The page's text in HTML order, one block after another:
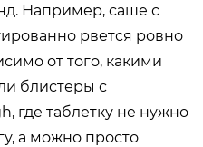
Например, саше с
рвется ровно
от того, какими
блистеры с
где таблетку не нужно
а можно просто